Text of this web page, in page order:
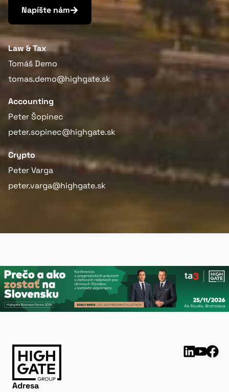
Napíšte nám
Law & Tax
Tomáš Demo
tomas.demo@highgate.sk
Accounting
Peter Šopinec
peter.sopinec@highgate.sk
Crypto
Peter Varga
peter.varga@highgate.sk
Adresa